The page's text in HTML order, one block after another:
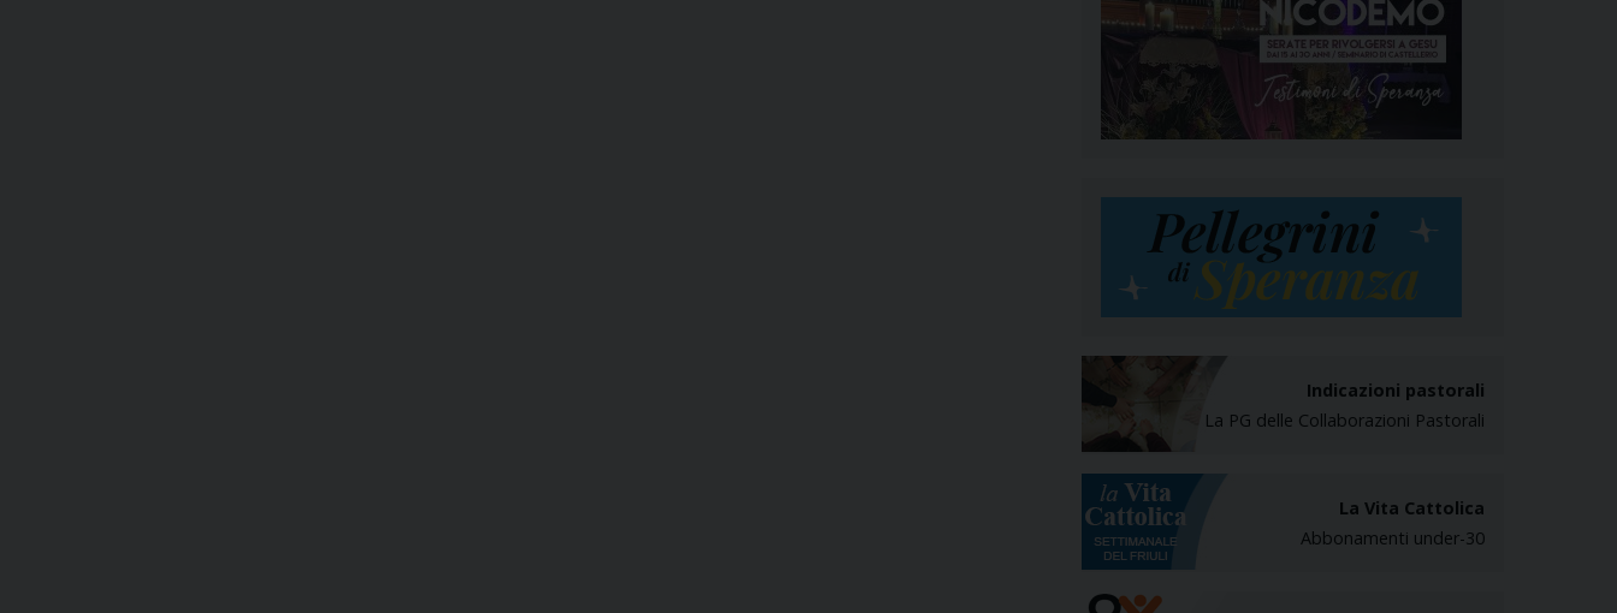
Indicazioni pastorali
La PG delle Collaborazioni Pastorali
La Vita Cattolica
Abbonamenti under-30